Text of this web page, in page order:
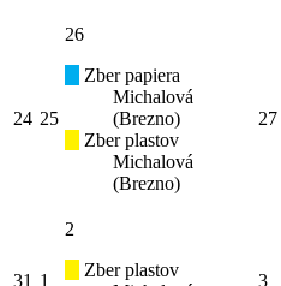
24 25
26
Zber papiera
Michalová
(Brezno)
Zber plastov
Michalová
(Brezno)
27
31 1
2
Zber plastov
3